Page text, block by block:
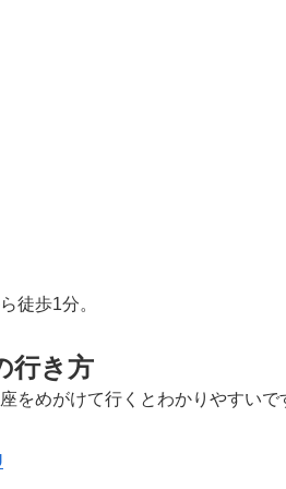
徒歩1分。
行き方
をめがけて行くとわかりやすいで